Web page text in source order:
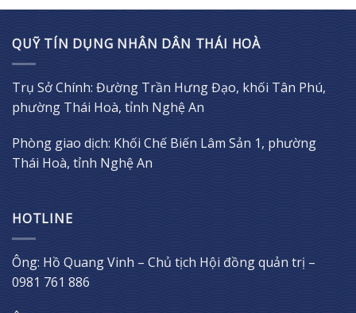
QUỸ TÍN DỤNG NHÂN DÂN THÁI HOÀ
Trụ Sở Chính: Đường Trần Hưng Đạo, khối Tân Phú,
phường Thái Hoà, tỉnh Nghệ An
Phòng giao dịch: Khối Chế Biến Lâm Sản 1, phường
Thái Hoà, tỉnh Nghệ An
HOTLINE
Ông: Hồ Quang Vinh – Chủ tịch Hội đồng quản trị –
0981 761 886